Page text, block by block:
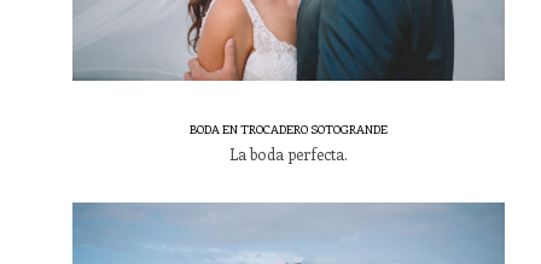
BODA EN TROCADERO SOTOGRANDE
La boda perfecta.